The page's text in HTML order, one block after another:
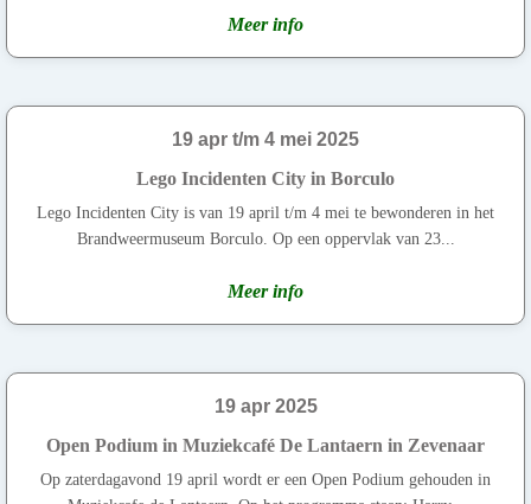
Meer info
19 apr t/m 4 mei 2025
Lego Incidenten City in Borculo
Lego Incidenten City is van 19 april t/m 4 mei te bewonderen in het
Brandweermuseum Borculo. Op een oppervlak van 23...
Meer info
19 apr 2025
Open Podium in Muziekcafé De Lantaern in Zevenaar
Op zaterdagavond 19 april wordt er een Open Podium gehouden in